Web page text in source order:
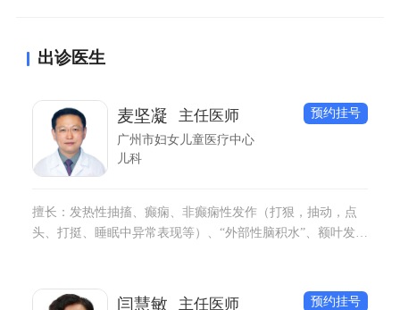
很多，37度属于正常范围的上限，患者可以过15到20分
出诊医生
麦坚凝 主任医师
广州市妇女儿童医疗中心
儿科
预约挂号
擅长：发热性抽搐、癫痫、非癫痫性发作（打狠，抽动，点
头、打挺、睡眠中异常表现等）、“外部性脑积水”、额叶发育
产儿、高龄产妇儿早期神经发育指导与管理。
闫慧敏 主任医师 预约挂号